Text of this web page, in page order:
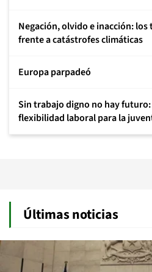
Negación, olvido e inacción: los
frente a catástrofes climáticas
Europa parpadeó
Sin trabajo digno no hay
flexibilidad laboral para la
Últimas noticias